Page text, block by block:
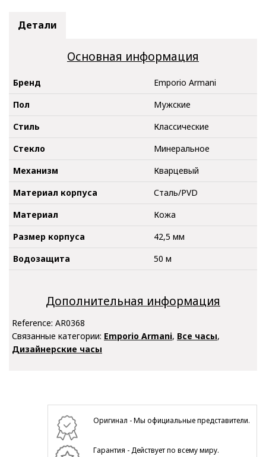
Детали
Основная информация
Бренд
Emporio Armani
Пол
Мужские
Стиль
Классические
Стекло
Минеральное
Механизм
Кварцевый
Материал корпуса
Сталь/PVD
Материал
Кожа
Размер корпуса
42,5 мм
Водозащита
50 м
Дополнительная информация
Reference: AR0368
Связанные категории: Emporio Armani, Все часы,
Дизайнерские часы
Оригинал - Мы официальные представители.
Гарантия - Действует по всему миру.